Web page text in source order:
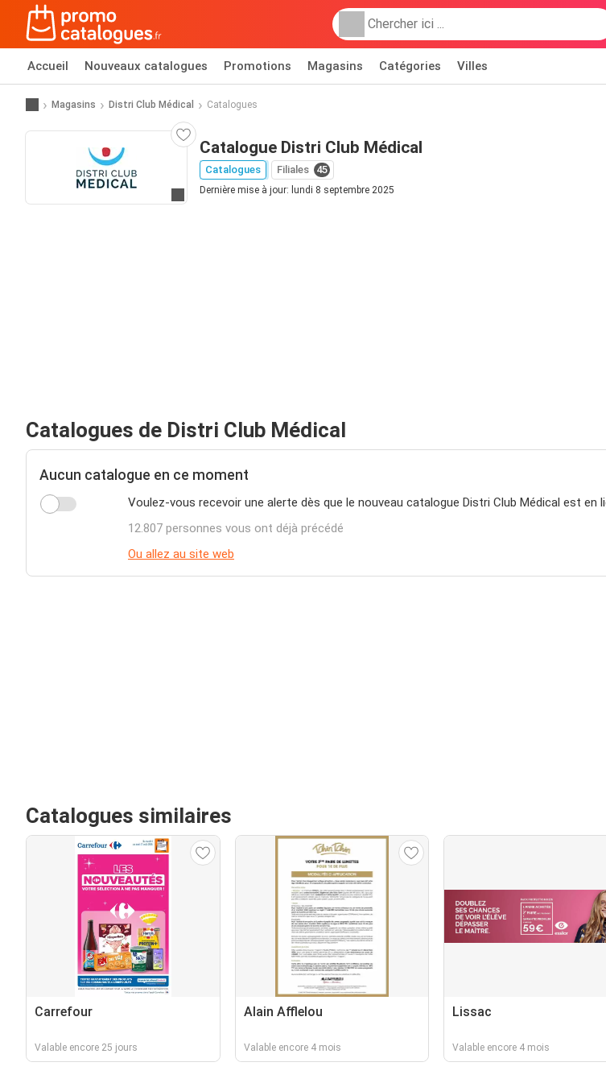
Accueil Nouveaux catalogues Promotions Magasins Catégories Villes
Magasins Distri Club Médical Catalogues
Allez au site web
Catalogue Distri Club Médical
Catalogues Filiales 45
Dernière mise à jour: lundi 8 septembre 2025
Catalogues de Distri Club Médical
Aucun catalogue en ce moment
Voulez-vous recevoir une alerte dès que le nouveau catalogue Distri Club Médical est en
12.807 personnes vous ont déjà précédé
Ou allez au site web
Catalogues similaires
Carrefour
Valable encore 25 jours
Alain Afflelou
Valable encore 4 mois
Lissac
Valable encore 4 mois